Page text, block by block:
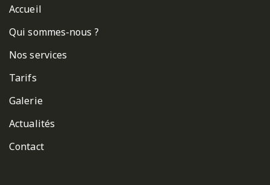
Accueil
Qui sommes-nous ?
Nos services
Tarifs
Galerie
Actualités
Contact